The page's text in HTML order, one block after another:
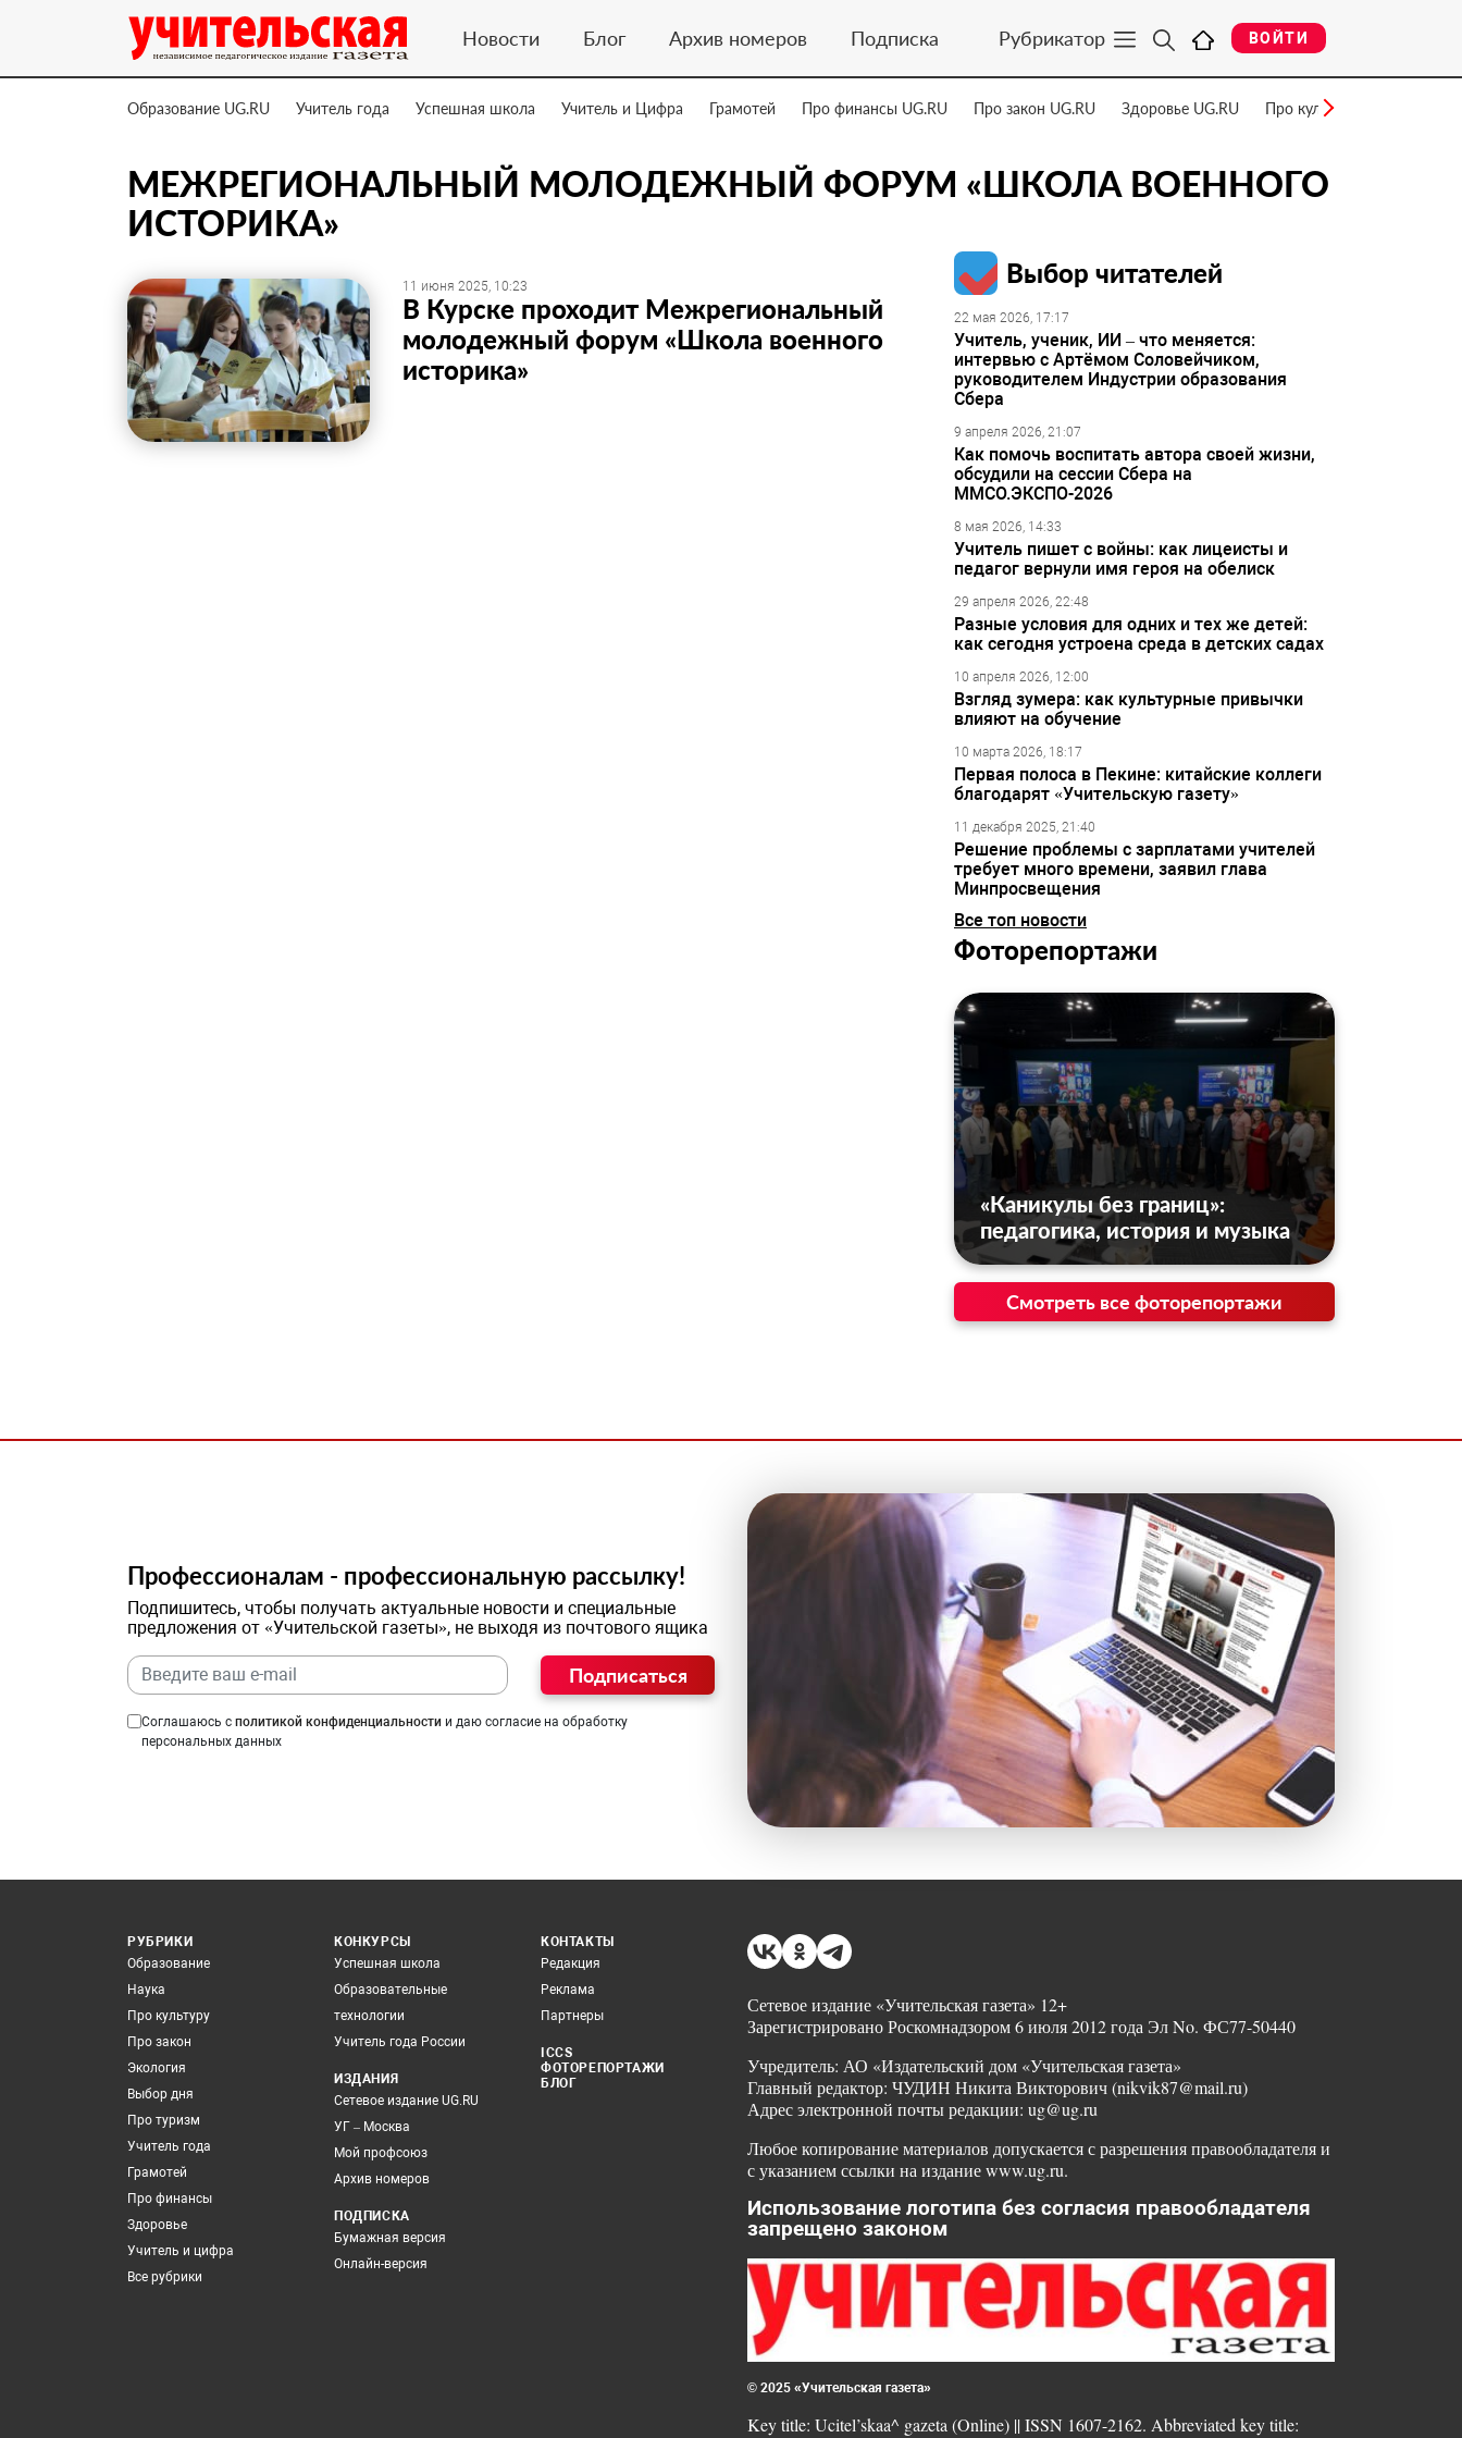
Новости Блог Архив номеров Подписка Рубрикатор ВОЙТИ
Образование UG.RU Учитель года Успешная школа Учитель и Цифра Грамотей Про финансы UG.RU Про закон UG.RU Здоровье UG.RU Про культуру UG.RU
МЕЖРЕГИОНАЛЬНЫЙ МОЛОДЕЖНЫЙ ФОРУМ «ШКОЛА ВОЕННОГО
ИСТОРИКА»
11 июня 2025, 10:23
В Курске проходит Межрегиональный
молодежный форум «Школа военного
историка»
Выбор читателей
22 мая 2026, 17:17
Учитель, ученик, ИИ – что меняется:
интервью с Артёмом Соловейчиком,
руководителем Индустрии образования
Сбера
9 апреля 2026, 21:07
Как помочь воспитать автора своей жизни,
обсудили на сессии Сбера на
ММСО.ЭКСПО-2026
8 мая 2026, 14:33
Учитель пишет с войны: как лицеисты и
педагог вернули имя героя на обелиск
29 апреля 2026, 22:48
Разные условия для одних и тех же детей:
как сегодня устроена среда в детских садах
10 апреля 2026, 12:00
Взгляд зумера: как культурные привычки
влияют на обучение
10 марта 2026, 18:17
Первая полоса в Пекине: китайские коллеги
благодарят «Учительскую газету»
11 декабря 2025, 21:40
Решение проблемы с зарплатами учителей
требует много времени, заявил глава
Минпросвещения
Все топ новости
Фоторепортажи
«Каникулы без границ»:
педагогика, история и музыка
Смотреть все фоторепортажи
Профессионалам - профессиональную рассылку!
Подпишитесь, чтобы получать актуальные новости и специальные
предложения от «Учительской газеты», не выходя из почтового ящика
Подписаться
Соглашаюсь с политикой конфиденциальности и даю согласие на обработку
персональных данных
РУБРИКИ
Образование
Наука
Про культуру
Про закон
Экология
Выбор дня
Про туризм
Учитель года
Грамотей
Про финансы
Здоровье
Учитель и цифра
Все рубрики
КОНКУРСЫ
Успешная школа
Образовательные
технологии
Учитель года России
ИЗДАНИЯ
Сетевое издание UG.RU
УГ – Москва
Мой профсоюз
Архив номеров
ПОДПИСКА
Бумажная версия
Онлайн-версия
КОНТАКТЫ
Редакция
Реклама
Партнеры
ICCS
ФОТОРЕПОРТАЖИ
БЛОГ
Сетевое издание «Учительская газета» 12+
Зарегистрировано Роскомнадзором 6 июля 2012 года Эл No. ФС77-50440
Учредитель: АО «Издательский дом «Учительская газета»
Главный редактор: ЧУДИН Никита Викторович (nikvik87@mail.ru)
Адрес электронной почты редакции: ug@ug.ru
Любое копирование материалов допускается с разрешения правообладателя и
с указанием ссылки на издание www.ug.ru.
Использование логотипа без согласия правообладателя
запрещено законом
© 2025 «Учительская газета»
Key title: Ucitel’skaa^ gazeta (Online) || ISSN 1607-2162. Abbreviated key title: